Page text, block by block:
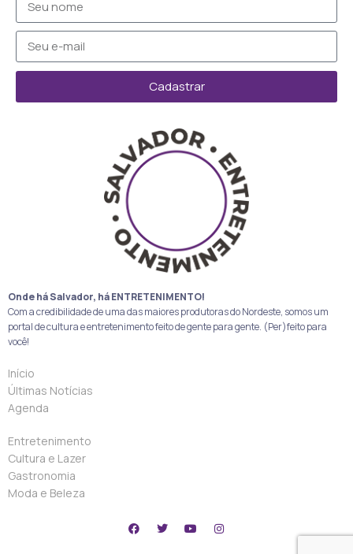
Cadastrar
Onde há Salvador, há ENTRETENIMENTO!
Com a credibilidade de uma das maiores produtoras do Nordeste, somos um
portal de cultura e entretenimento feito de gente para gente. (Per)feito para
você!
Início
Últimas Notícias
Agenda
Entretenimento
Cultura e Lazer
Gastronomia
Moda e Beleza